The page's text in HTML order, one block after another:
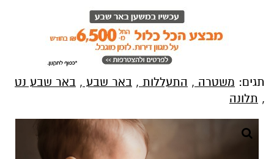
תגים: משטרה , התעללות , באר שבע , באר שבע נט
, תלונה